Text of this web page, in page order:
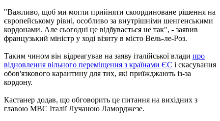
"Важливо, щоб ми могли прийняти скоординоване рішення на
європейському рівні, особливо за внутрішніми шенгенськими
кордонами. Але сьогодні це відбувається не так", - заявив
французький міністр у ході візиту в місто Вель-ле-Роз.
Таким чином він відреагував на заяву італійської влади про
відновлення вільного переміщення з країнами ЄС і скасування
обов'язкового карантину для тих, які приїжджають із-за
кордону.
Кастанер додав, що обговорить це питання на вихідних з
главою МВС Італії Лучаною Ламорджезе.